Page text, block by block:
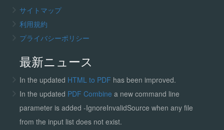
サイトマップ
利用規約
プライバシーポリシー
最新ニュース
In the updated HTML to PDF has been improved.
In the updated PDF Combine a new command line
parameter is added -IgnoreInvalidSource when any file
from the input list does not exist.